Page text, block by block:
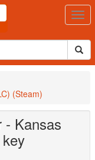
(Steam)
- Kansas